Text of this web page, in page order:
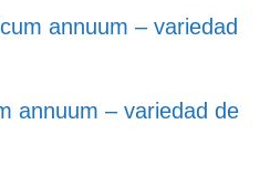
annuum – variedad
annuum – variedad de